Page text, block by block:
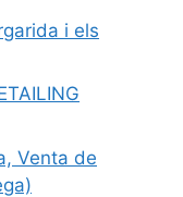
i els
Venta de